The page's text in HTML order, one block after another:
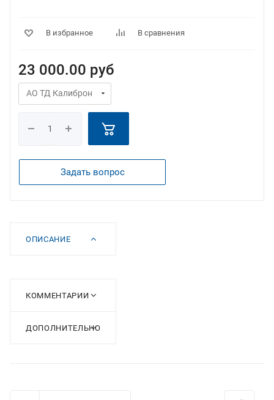
В избранное В сравнения
23 000.00 руб
Задать вопрос
ОПИСАНИЕ
КОММЕНТАРИИ
ДОПОЛНИТЕЛЬНО